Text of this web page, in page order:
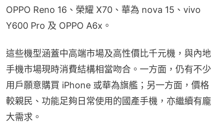
OPPO Reno 16、榮耀 X70、華為 nova 15、vivo
Y600 Pro 及 OPPO A6x。
這些機型涵蓋中高端市場及高性價比千元機，與內地
手機市場現時消費結構相當吻合。一方面，仍有不少
用戶願意購買 iPhone 或華為旗艦；另一方面，價格
較親民、功能足夠日常使用的國產手機，亦繼續有龐
大需求。